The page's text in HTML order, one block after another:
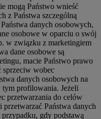
mogą Państwo wnieść
z Państwa szczególną
danych osobowych,
osobowe w oparciu o swój
w związku z marketingiem
dane osobowe są
macie Państwo prawo
sprzeciw wobec
danych osobowych na
profilowania. Jeżeli
przetwarzania do celów
Państwa danych
gdy podstawą